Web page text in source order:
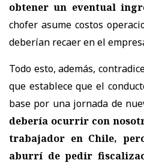
obtener un eventual
chofer asume costos
deberían recaer en el
Todo esto, además,
que establece que el
base por una jornada de
debería ocurrir con
trabajador en Chile,
aburrí de pedir